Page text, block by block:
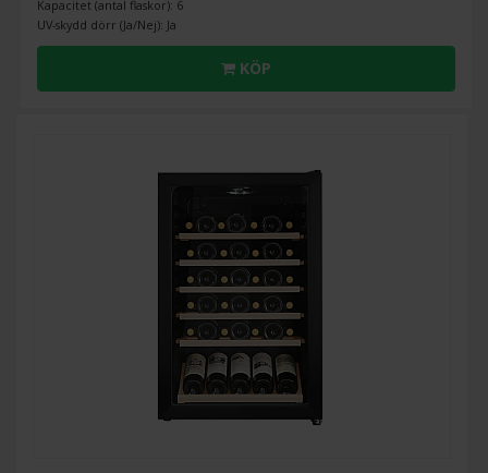
Kapacitet (antal flaskor): 6
UV-skydd dörr (Ja/Nej): Ja
KÖP